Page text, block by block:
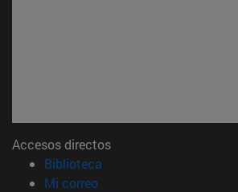
Accesos directos
Biblioteca
Mi correo(abre en nueva ventana)